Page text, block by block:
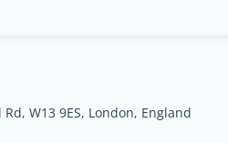
Rd, W13 9ES, London, England